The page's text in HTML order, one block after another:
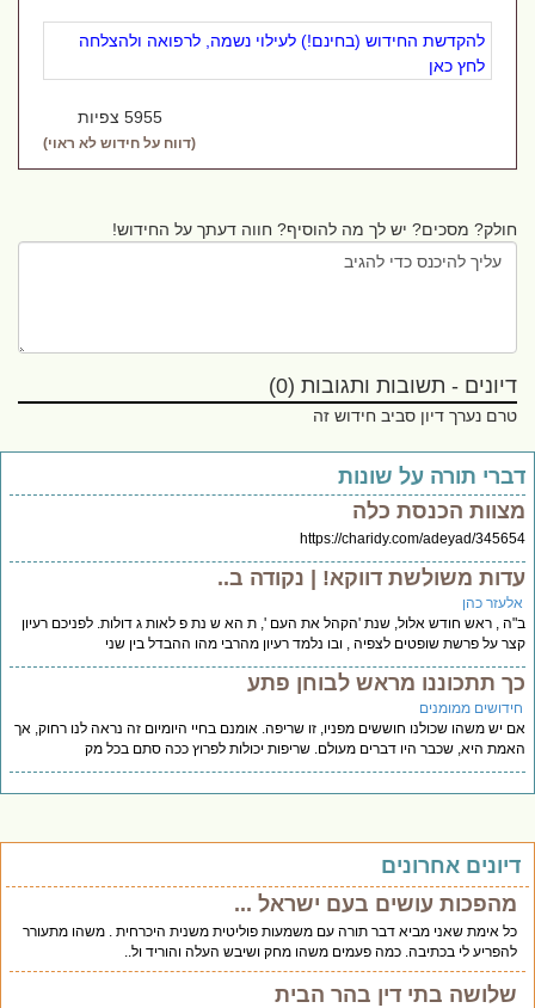
להקדשת החידוש (בחינם!) לעילוי נשמה, לרפואה ולהצלחה
לחץ כאן
5955 צפיות
(דווח על חידוש לא ראוי)
חולק? מסכים? יש לך מה להוסיף? חווה דעתך על החידוש!
דיונים - תשובות ותגובות (0)
טרם נערך דיון סביב חידוש זה
תורה על שונות
הכנסת כלה
https://charidy.com/adeyad/
משולשת דווקא! | נקודה ב..
כהן
, ראש חודש אלול, שנת 'הקהל את העם ', ת הא ש נת פ לאות ג דולות. לפניכם רעיון
על פרשת שופטים לצפיה , ובו נלמד רעיון מהרבי מהו ההבדל בין שני
תתכוננו מראש לבוחן פתע
ממומנים
יש משהו שכולנו חוששים מפניו, זו שריפה. אומנם בחיי היומיום זה נראה לנו רחוק, אך
היא, שכבר היו דברים מעולם. שריפות יכולות לפרוץ ככה סתם בכל מק
אחרונים
מהפכות עושים בעם ישראל ...
כל אימת שאני מביא דבר תורה עם משמעות פוליטית משנית היכרחית . משהו מתעורר
להפריע לי בכתיבה. כמה פעמים משהו מחק ושיבש העלה והוריד ול..
שלושה בתי דין בהר הבית